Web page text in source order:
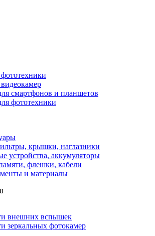
смартфонов и планшетов
фототехники
крышки, наглазники
устройства, аккумуляторы
флешки, кабели
и материалы
внешних вспышек
зеркальных фотокамер